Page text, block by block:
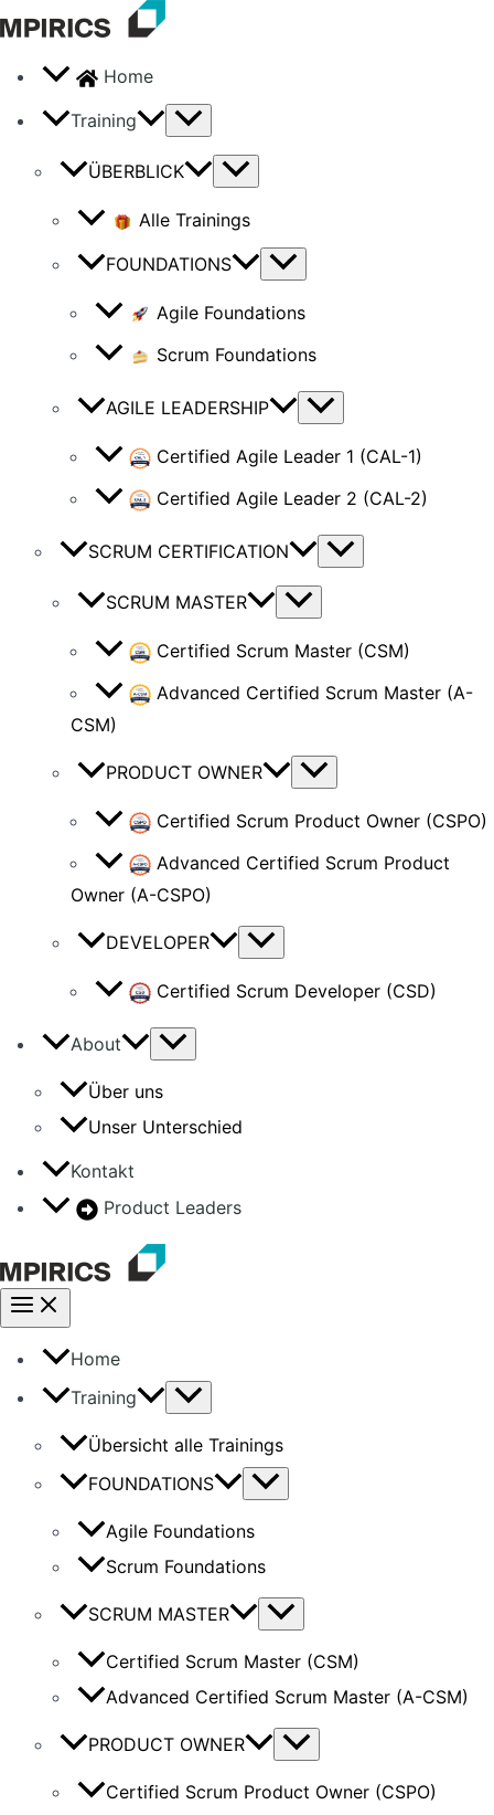
to
content
Home
Training
ÜBERBLICK
Alle Trainings
FOUNDATIONS
Agile Foundations
Scrum Foundations
AGILE LEADERSHIP
Certified Agile Leader 1 (CAL-1)
Certified Agile Leader 2 (CAL-2)
SCRUM CERTIFICATION
SCRUM MASTER
Certified Scrum Master (CSM)
Advanced Certified Scrum Master (A-
CSM)
PRODUCT OWNER
Certified Scrum Product Owner (CSPO)
Advanced Certified Scrum Product
Owner (A-CSPO)
DEVELOPER
Certified Scrum Developer (CSD)
About
Über uns
Unser Unterschied
Kontakt
Product Leaders
Home
Training
Übersicht alle Trainings
FOUNDATIONS
Agile Foundations
Scrum Foundations
SCRUM MASTER
Certified Scrum Master (CSM)
Advanced Certified Scrum Master (A-CSM)
PRODUCT OWNER
Certified Scrum Product Owner (CSPO)